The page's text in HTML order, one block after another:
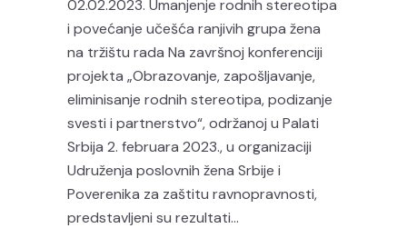
02.02.2023. Umanjenje rodnih stereotipa
i povećanje učešća ranjivih grupa žena
na tržištu rada Na završnoj konferenciji
projekta „Obrazovanje, zapošljavanje,
eliminisanje rodnih stereotipa, podizanje
svesti i partnerstvo“, održanoj u Palati
Srbija 2. februara 2023., u organizaciji
Udruženja poslovnih žena Srbije i
Poverenika za zaštitu ravnopravnosti,
predstavljeni su rezultati...